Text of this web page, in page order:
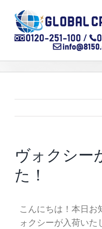
content
ヴォクシー
た！
こんにちは！本日お
ォクシーが入荷いた